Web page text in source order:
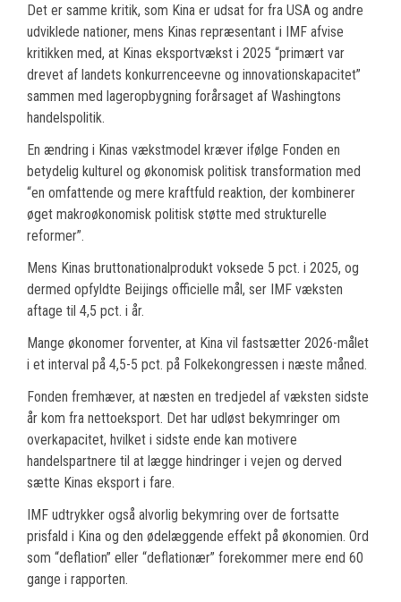
Det er samme kritik, som Kina er udsat for fra USA og andre
udviklede nationer, mens Kinas repræsentant i IMF afvise
kritikken med, at Kinas eksportvækst i 2025 “primært var
drevet af landets konkurrenceevne og innovationskapacitet”
sammen med lageropbygning forårsaget af Washingtons
handelspolitik.
En ændring i Kinas vækstmodel kræver ifølge Fonden en
betydelig kulturel og økonomisk politisk transformation med
“en omfattende og mere kraftfuld reaktion, der kombinerer
øget makroøkonomisk politisk støtte med strukturelle
reformer”.
Mens Kinas bruttonationalprodukt voksede 5 pct. i 2025, og
dermed opfyldte Beijings officielle mål, ser IMF væksten
aftage til 4,5 pct. i år.
Mange økonomer forventer, at Kina vil fastsætter 2026-målet
i et interval på 4,5-5 pct. på Folkekongressen i næste måned.
Fonden fremhæver, at næsten en tredjedel af væksten sidste
år kom fra nettoeksport. Det har udløst bekymringer om
overkapacitet, hvilket i sidste ende kan motivere
handelspartnere til at lægge hindringer i vejen og derved
sætte Kinas eksport i fare.
IMF udtrykker også alvorlig bekymring over de fortsatte
prisfald i Kina og den ødelæggende effekt på økonomien. Ord
som “deflation” eller “deflationær” forekommer mere end 60
gange i rapporten.